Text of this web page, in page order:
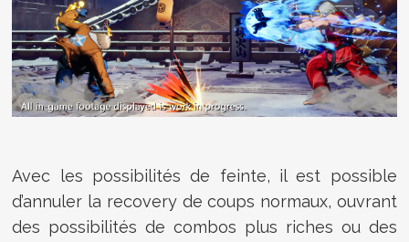
Avec les possibilités de feinte, il est possible
d’annuler la recovery de coups normaux, ouvrant
des possibilités de combos plus riches ou des